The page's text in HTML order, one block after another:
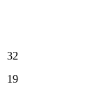
32
19